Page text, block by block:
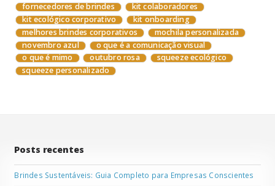
fornecedores de brindes
kit colaboradores
kit ecológico corporativo
kit onboarding
melhores brindes corporativos
mochila personalizada
novembro azul
o que é a comunicação visual
o que é mimo
outubro rosa
squeeze ecológico
squeeze personalizado
Posts recentes
Brindes Sustentáveis: Guia Completo para Empresas Conscientes